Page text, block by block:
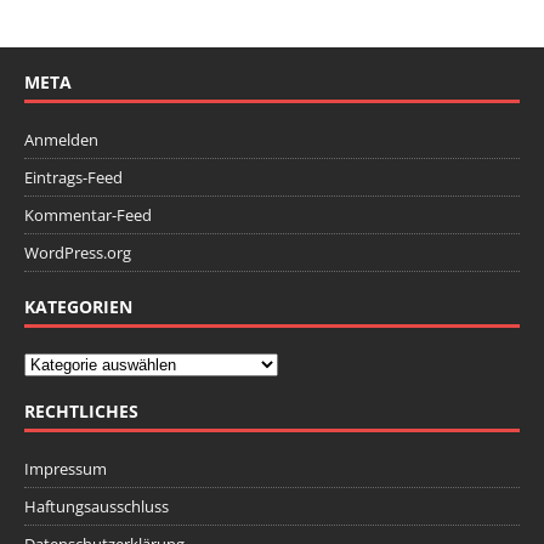
META
Anmelden
Eintrags-Feed
Kommentar-Feed
WordPress.org
KATEGORIEN
RECHTLICHES
Impressum
Haftungsausschluss